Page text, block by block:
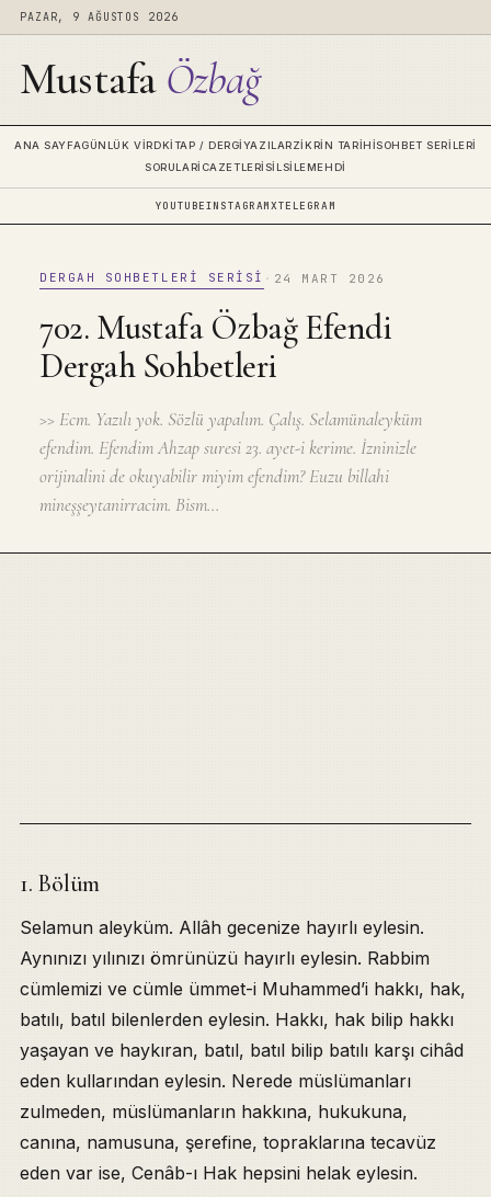
PAZAR, 9 AĞUSTOS 2026
Mustafa Özbağ
ANA SAYFAGÜNLÜK VIRDKITAP / DERGIYAZILARZIKRIN TARIHISOHBET SERILERI
SORULARİCAZETLERISILSILEMEHDI
YOUTUBEINSTAGRAMXTELEGRAM
DERGAH SOHBETLERI SERISI · 24 MART 2026
702. Mustafa Özbağ Efendi
Dergah Sohbetleri
>> Ecm. Yazılı yok. Sözlü yapalım. Çalış. Selamünaleyküm
efendim. Efendim Ahzap suresi 23. ayet-i kerime. İzninizle
orijinalini de okuyabilir miyim efendim? Euzu billahi
mineşşeytanirracim. Bism...
1. Bölüm
Selamun aleyküm. Allâh gecenize hayırlı eylesin.
Aynınızı yılınızı ömrünüzü hayırlı eylesin. Rabbim
cümlemizi ve cümle ümmet-i Muhammed’i hakkı, hak,
batılı, batıl bilenlerden eylesin. Hakkı, hak bilip hakkı
yaşayan ve haykıran, batıl, batıl bilip batılı karşı cihâd
eden kullarından eylesin. Nerede müslümanları
zulmeden, müslümanların hakkına, hukukuna,
canına, namusuna, şerefine, topraklarına tecavüz
eden var ise, Cenâb-ı Hak hepsini helak eylesin.